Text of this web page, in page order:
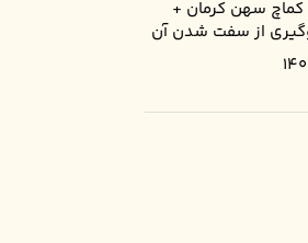
کماچ سهن کرمان +
از سفت شدن آن